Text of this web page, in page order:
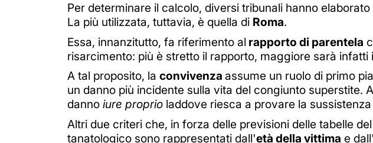
Per determinare il calcolo, diversi tribunali hanno
La più utilizzata, tuttavia, è quella di Roma.
Essa, innanzitutto, fa riferimento al rapporto di parentela
risarcimento: più è stretto il rapporto, maggiore sarà infatti
A tal proposito, la convivenza assume un ruolo di primo
un danno più incidente sulla vita del congiunto
danno iure proprio laddove riesca a provare la
Altri due criteri che, in forza delle previsioni delle tabelle
tanatologico sono rappresentati dall'età della vittima e dall'